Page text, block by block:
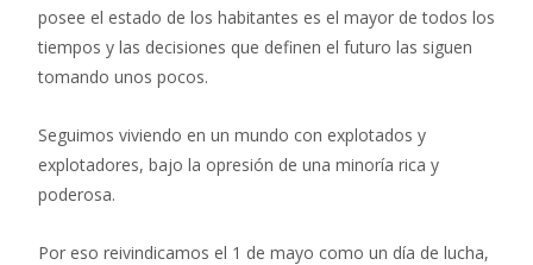
posee el estado de los habitantes es el mayor de todos los
tiempos y las decisiones que definen el futuro las siguen
tomando unos pocos.
Seguimos viviendo en un mundo con explotados y
explotadores, bajo la opresión de una minoría rica y
poderosa.
Por eso reivindicamos el 1 de mayo como un día de lucha,